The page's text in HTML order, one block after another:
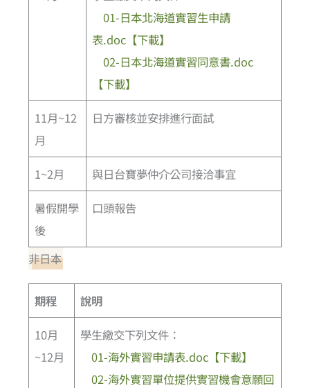
01-日本北海道實習生申請
表.doc【下載】
02-日本北海道實習同意書.doc
【下載】
11月~12
月
日方審核並安排進行面試
1~2月 與日台寶夢仲介公司接洽事宜
暑假開學
後
口頭報告
非日本
期程 說明
10月
~12月
學生繳交下列文件：
01-海外實習申請表.doc【下載】
02-海外實習單位提供實習機會意願回